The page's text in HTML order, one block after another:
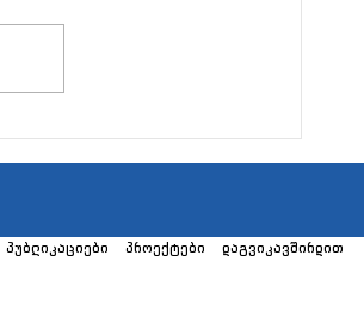
პუბლიკაციები პროექტები დაგვიკავშირდით